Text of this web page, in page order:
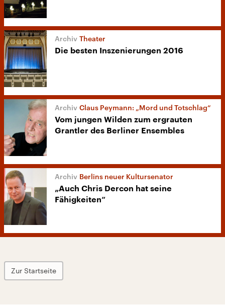
Theater
Die besten Inszenierungen 2016
Claus Peymann: „Mord und Totschlag“
Vom jungen Wilden zum ergrauten
Grantler des Berliner Ensembles
Berlins neuer Kultursenator
„Auch Chris Dercon hat seine
Fähigkeiten“
Zur Startseite